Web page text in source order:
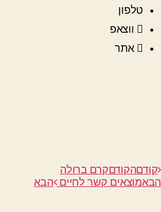
טלפון
ווצאפ
אתר
קודםהקודםקרם ברולה
הבאמוצאים קשר לחיים הבא